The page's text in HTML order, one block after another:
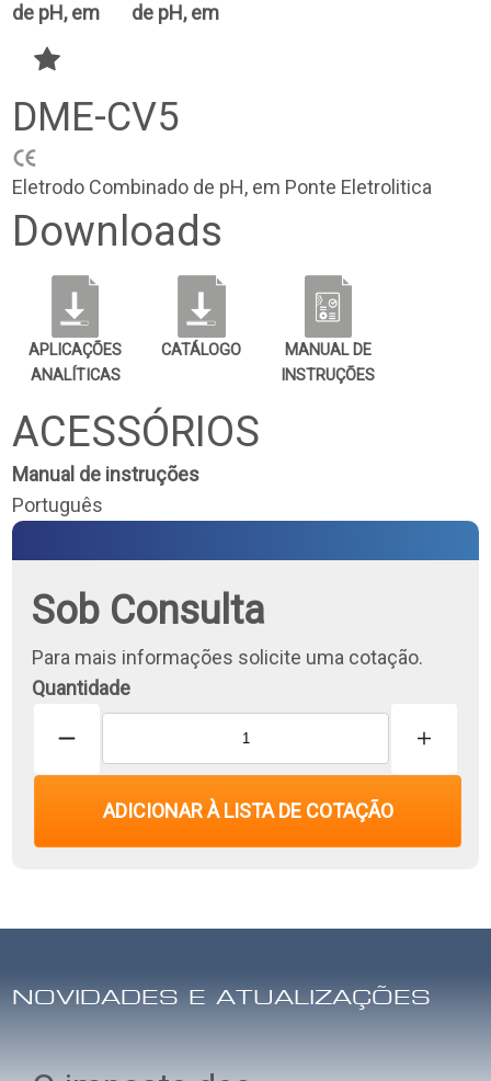
DME-CV5
Eletrodo Combinado de pH, em Ponte Eletrolitica
Downloads
APLICAÇÕES
ANALÍTICAS
CATÁLOGO
MANUAL DE
INSTRUÇÕES
ACESSÓRIOS
Manual de instruções
Português
Sob Consulta
Para mais informações solicite uma cotação.
Quantidade
ADICIONAR À LISTA DE COTAÇÃO
NOVIDADES E ATUALIZAÇÕES